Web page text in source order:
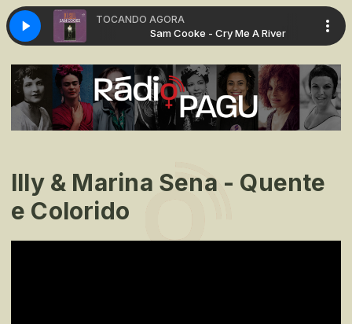
TOCANDO AGORA
Me A River Sam Cooke - Cry Me A River
Illy & Marina Sena - Quente
e Colorido